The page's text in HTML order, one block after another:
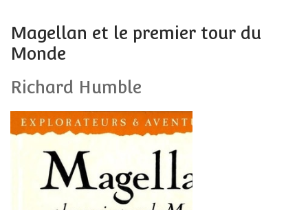
Magellan et le premier tour du
Monde
Richard Humble